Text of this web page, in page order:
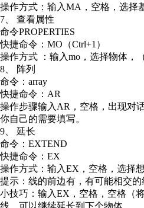
操作方式：输入MA，空格，选择
7、 查看属性
命令PROPERTIES
快捷命令：MO（Ctrl+1）
操作方式 ：输入mo，选择物体，
8、 阵列
命令：array
快捷命令：AR
操作步骤输入AR，空格，出现对
你自己的需要填写。
9、 延长
命令：EXTEND
快捷命令：EX
操作方式：输入EX，空格，选择
提示：线的前边有，有可能相交的
小技巧：输入EX，空格，空格（
线，可以继续延长到下个物体。